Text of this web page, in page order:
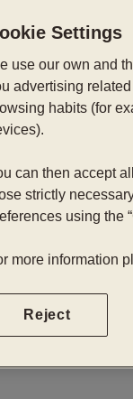
Settings
use our own and
advertising
habits (for
can then accept
strictly
using the
more information
Reject